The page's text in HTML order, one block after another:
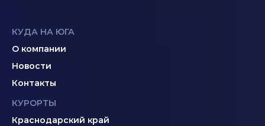
КУДА НА ЮГА
О компании
Новости
Контакты
КУРОРТЫ
Краснодарский край